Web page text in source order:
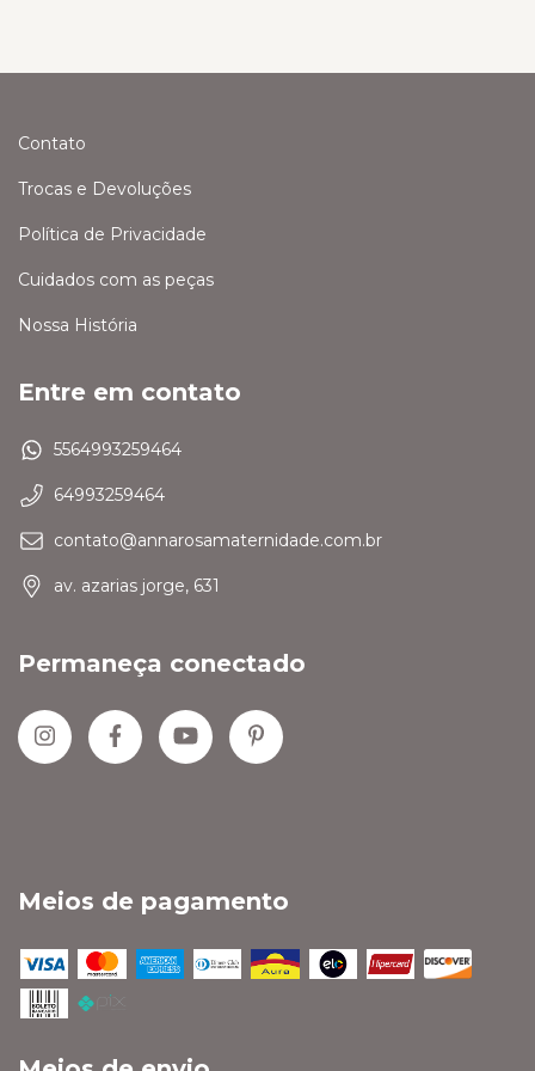
Contato
Trocas e Devoluções
Política de Privacidade
Cuidados com as peças
Nossa História
Entre em contato
5564993259464
64993259464
contato@annarosamaternidade.com.br
av. azarias jorge, 631
Permaneça conectado
Meios de pagamento